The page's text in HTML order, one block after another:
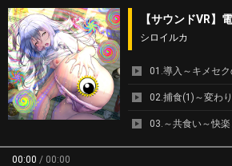
【サウンドVR】
シロイルカ
01.導入～キメセ
02.捕食(1)～変わ
03.～共食い～快
04.～共食い～快
00:00 / 00:00